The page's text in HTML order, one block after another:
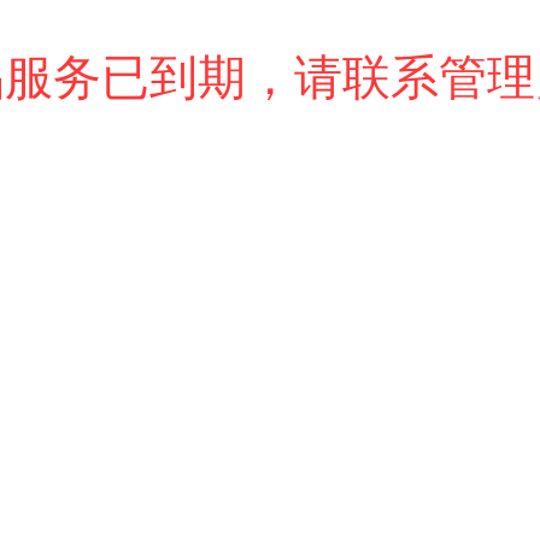
务已到期，请联系管